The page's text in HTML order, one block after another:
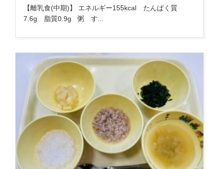
【離乳食(中期)】 エネルギー155kcal たんぱく質
7.6g 脂質0.9g 粥 す...